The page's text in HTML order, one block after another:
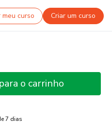
curso Criar um curso
o carrinho
7 dias